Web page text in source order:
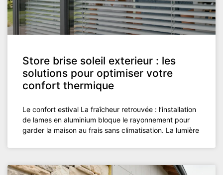
Store brise soleil exterieur : les
solutions pour optimiser votre
confort thermique
Le confort estival La fraîcheur retrouvée : l’installation
de lames en aluminium bloque le rayonnement pour
garder la maison au frais sans climatisation. La lumière